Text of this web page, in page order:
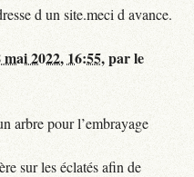
d un site.meci d avance.
mai 2022, 16:55,parle
arbre pour l’embrayage
sur les éclatés afin de